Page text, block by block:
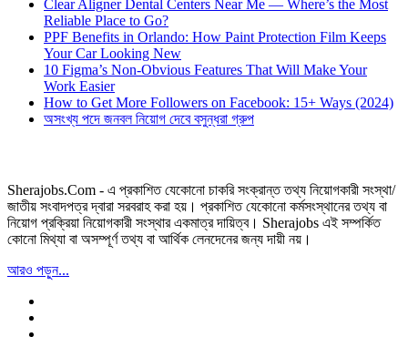
Clear Aligner Dental Centers Near Me — Where’s the Most
Reliable Place to Go?
PPF Benefits in Orlando: How Paint Protection Film Keeps
Your Car Looking New
10 Figma’s Non-Obvious Features That Will Make Your
Work Easier
How to Get More Followers on Facebook: 15+ Ways (2024)
অসংখ্য পদে জনবল নিয়োগ দেবে বসুন্ধরা গ্রুপ
Sherajobs.Com - এ প্রকাশিত যেকোনো চাকরি সংক্রান্ত তথ্য নিয়োগকারী সংস্থা/
জাতীয় সংবাদপত্র দ্বারা সরবরাহ করা হয়। প্রকাশিত যেকোনো কর্মসংস্থানের তথ্য বা
নিয়োগ প্রক্রিয়া নিয়োগকারী সংস্থার একমাত্র দায়িত্ব। Sherajobs এই সম্পর্কিত
কোনো মিথ্যা বা অসম্পূর্ণ তথ্য বা আর্থিক লেনদেনের জন্য দায়ী নয়।
আরও পড়ুন...